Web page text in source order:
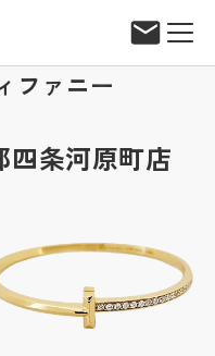
ファニー
四条河原町店